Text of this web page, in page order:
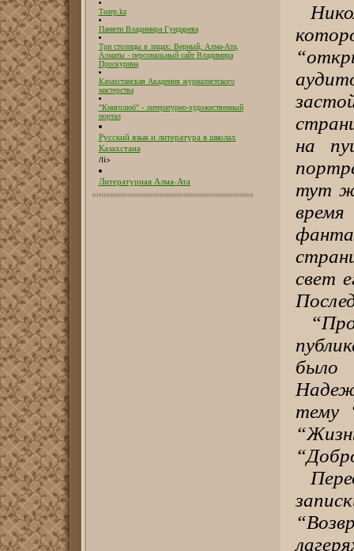
Театр.kz
Памяти Владимира Гундарева
Три столицы в лицах: Верный, Алма-Ата,
Алматы - персональный сайт Владимира
Проскурина
Казахстанская Академия журналистского
мастерства
"Книголюб" - литературно-художественный
портал
Русский язык и литература в школах
Казахстана
/li>
Литературная Алма-Ата
на
тут
свет
было
тему